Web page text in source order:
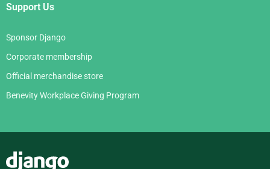
Support Us
Sponsor Django
Corporate membership
Official merchandise store
Benevity Workplace Giving Program